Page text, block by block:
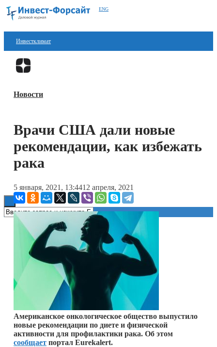
ENG
Инвестклимат
Финансы
Блокчейн
Технологии
Новости
Врачи США дали новые
рекомендации, как избежать
рака
5 января, 2021, 13:4412 апреля, 2021
Американское онкологическое общество выпустило
новые рекомендации по диете и физической
активности для профилактики рака. Об этом
сообщает портал Eurekalert.